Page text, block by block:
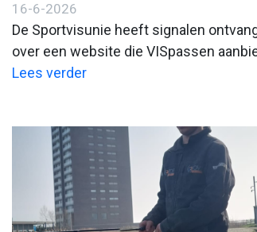
16-6-2026
De Sportvisunie heeft signalen
over een website die VISpassen
waarmee je in heel Nederland zou
geldige VISpassen uit te geven.
Lees verder